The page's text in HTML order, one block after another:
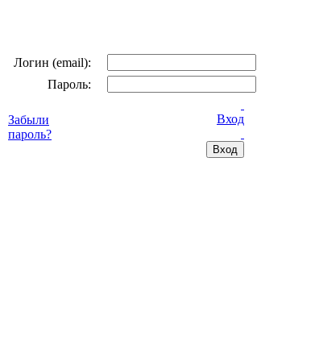
Логин (email):
Пароль:
Забыли
пароль?
Вход